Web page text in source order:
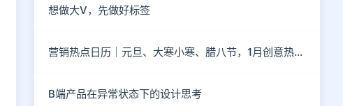
想做大V，先做好标签
营销热点日历｜元旦、大寒小寒、腊八节，1月创意热点都在这
B端产品在异常状态下的设计思考